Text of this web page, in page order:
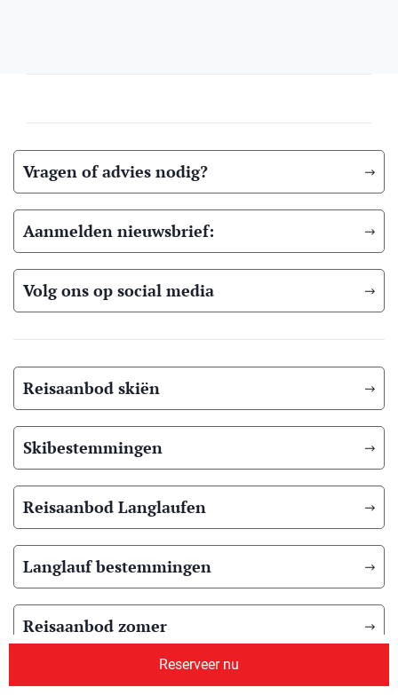
Reserveer nu
Vragen of advies nodig?
Aanmelden nieuwsbrief:
Volg ons op social media
Reisaanbod skiën
Skibestemmingen
Reisaanbod Langlaufen
Langlauf bestemmingen
Reisaanbod zomer
Overig reisaanbod